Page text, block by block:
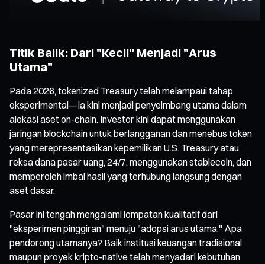
Titik Balik: Dari "Kecil" Menjadi "Arus
Utama"
Pada 2026, tokenized Treasury telah melampaui tahap
eksperimental—ia kini menjadi penyeimbang utama dalam
alokasi aset on-chain. Investor kini dapat menggunakan
jaringan blockchain untuk berlangganan dan menebus token
yang merepresentasikan kepemilikan U.S. Treasury atau
reksa dana pasar uang, 24/7, menggunakan stablecoin, dan
memperoleh imbal hasil yang terhubung langsung dengan
aset dasar.
Pasar ini tengah mengalami lompatan kualitatif dari
"eksperimen pinggiran" menuju "adopsi arus utama." Apa
pendorong utamanya? Baik institusi keuangan tradisional
maupun proyek kripto-native telah menyadari kebutuhan